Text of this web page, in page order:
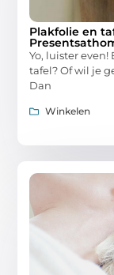
Plakfolie en
Yo, luister
tafel? Of wil je
Dan
Winkelen